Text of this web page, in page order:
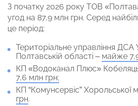
З початку 2026 року ТОВ
угод на 87,9 млн грн. Серед
це період:
Територіальне управління ДСА
Полтавській області – майже
КП «Водоканал Плюс»
7,6 млн грн;
КП “Комунсервіс” Хорольської
грн.